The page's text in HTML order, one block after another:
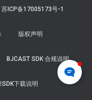
苏ICP备17005173号-1
版权声明
BJCAST SDK 合规说明
SDK下载说明